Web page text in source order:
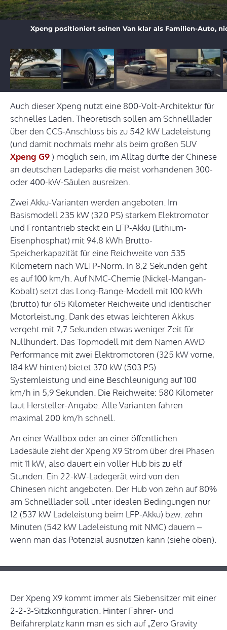
Xpeng positioniert seinen Van klar als Familien-Auto,
Auch dieser Xpeng nutzt eine 800-Volt-Architektur für
schnelles Laden. Theoretisch sollen am Schnelllader
über den CCS-Anschluss bis zu 542 kW Ladeleistung
(und damit nochmals mehr als beim großen SUV
Xpeng G9 ) möglich sein, im Alltag dürfte der Chinese
an deutschen Ladeparks die meist vorhandenen 300-
oder 400-kW-Säulen ausreizen.
Zwei Akku-Varianten werden angeboten. Im
Basismodell 235 kW (320 PS) starkem Elektromotor
und Frontantrieb steckt ein LFP-Akku (Lithium-
Eisenphosphat) mit 94,8 kWh Brutto-
Speicherkapazität für eine Reichweite von 535
Kilometern nach WLTP-Norm. In 8,2 Sekunden geht
es auf 100 km/h. Auf NMC-Chemie (Nickel-Mangan-
Kobalt) setzt das Long-Range-Modell mit 100 kWh
(brutto) für 615 Kilometer Reichweite und identischer
Motorleistung. Dank des etwas leichteren Akkus
vergeht mit 7,7 Sekunden etwas weniger Zeit für
Nullhundert. Das Topmodell mit dem Namen AWD
Performance mit zwei Elektromotoren (325 kW vorne,
184 kW hinten) bietet 370 kW (503 PS)
Systemleistung und eine Beschleunigung auf 100
km/h in 5,9 Sekunden. Die Reichweite: 580 Kilometer
laut Hersteller-Angabe. Alle Varianten fahren
maximal 200 km/h schnell.
An einer Wallbox oder an einer öffentlichen
Ladesäule zieht der Xpeng X9 Strom über drei Phasen
mit 11 kW, also dauert ein voller Hub bis zu elf
Stunden. Ein 22-kW-Ladegerät wird von den
Chinesen nicht angeboten. Der Hub von zehn auf 80%
am Schnelllader soll unter idealen Bedingungen nur
12 (537 kW Ladeleistung beim LFP-Akku) bzw. zehn
Minuten (542 kW Ladeleistung mit NMC) dauern –
wenn man das Potenzial ausnutzen kann (siehe oben).
Der Xpeng X9 kommt immer als Siebensitzer mit einer
2-2-3-Sitzkonfiguration. Hinter Fahrer- und
Beifahrerplatz kann man es sich auf „Zero Gravity